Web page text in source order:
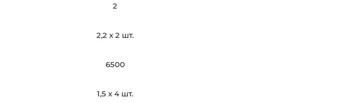
2
2,2 x 2 шт.
6500
1,5 x 4 шт.